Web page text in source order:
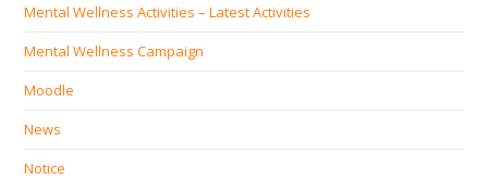
Mental Wellness Activities – Latest Activities
Mental Wellness Campaign
Moodle
News
Notice